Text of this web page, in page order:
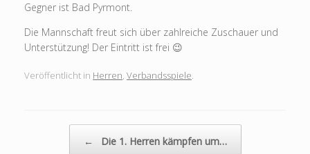
Gegner ist Bad Pyrmont.
Die Mannschaft freut sich über zahlreiche Zuschauer und
Unterstützung! Der Eintritt ist frei 😉
Veröffentlicht in Herren Verbandsspiele
← Die 1. Herren kämpfen um…